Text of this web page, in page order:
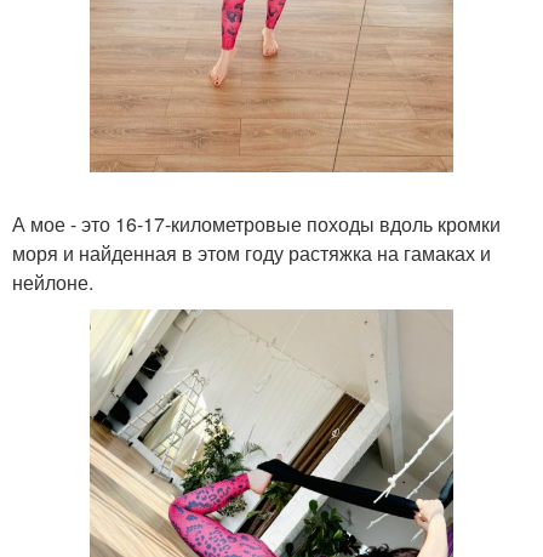
А мое - это 16-17-километровые походы вдоль кромки
моря и найденная в этом году растяжка на гамаках и
нейлоне.